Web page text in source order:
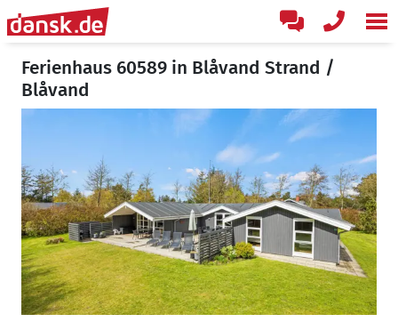
Ferienhaus 60589 in Blåvand Strand /
Blåvand